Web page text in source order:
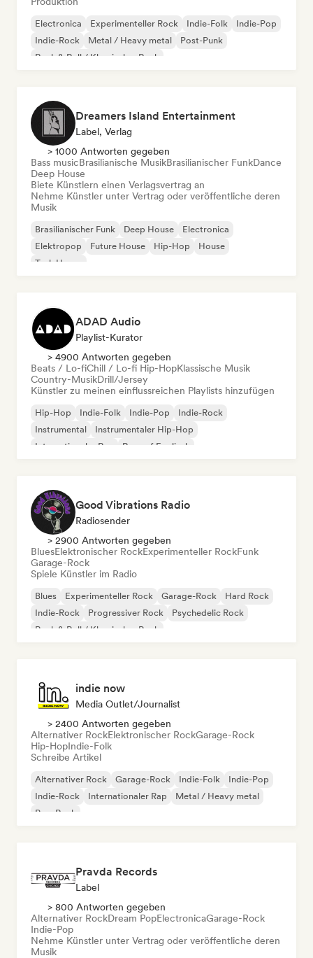
Electronica Experimenteller Rock Indie-Folk
Indie-Pop
Indie-Rock
Metal / Heavy metal
Post-Punk
Rock & Roll / Klassischer Rock
Dreamers Island Entertainment
Label, Verlag
> 1000 Antworten gegeben
Bass musicBrasilianische MusikBrasilianischer FunkDance
Deep House
Biete Künstlern einen Verlagsvertrag an
Nehme Künstler unter Vertrag oder veröffentliche deren
Musik
Brasilianischer Funk Deep House
Electronica
Elektropop
Future House Hip-Hop
House
Tech House
ADAD Audio
Playlist-Kurator
> 4900 Antworten gegeben
Beats / Lo-fiChill / Lo-fi Hip-HopKlassische Musik
Country-MusikDrill/Jersey
Künstler zu meinen einflussreichen Playlists hinzufügen
Hip-Hop Indie-Folk Indie-Pop
Indie-Rock
Instrumental
Instrumentaler Hip-Hop
Internationaler Rap
Rap auf Englisch
Good Vibrations Radio
Radiosender
> 2900 Antworten gegeben
BluesElektronischer RockExperimenteller RockFunk
Garage-Rock
Spiele Künstler im Radio
Blues Experimenteller Rock Garage-Rock
Hard Rock
Indie-Rock
Progressiver Rock
Psychedelic Rock
Rock & Roll / Klassischer Rock
indie now
Media Outlet/Journalist
> 2400 Antworten gegeben
Alternativer RockElektronischer RockGarage-Rock
Hip-HopIndie-Folk
Schreibe Artikel
Alternativer Rock Garage-Rock Indie-Folk
Indie-Pop
Indie-Rock
Internationaler Rap
Metal / Heavy metal
Pop-Rock
Pravda Records
Label
> 800 Antworten gegeben
Alternativer RockDream PopElectronicaGarage-Rock
Indie-Pop
Nehme Künstler unter Vertrag oder veröffentliche deren
Musik